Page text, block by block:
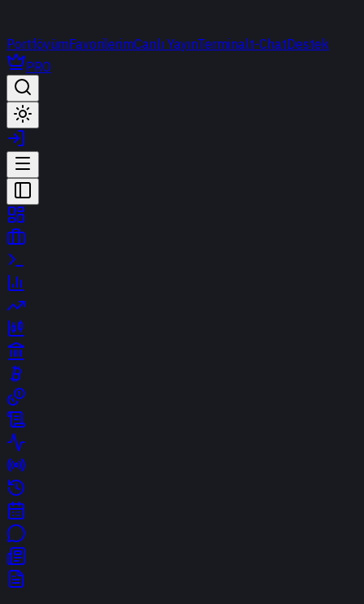
PortföyümFavorilerimCanlı YayınTerminalt-ChatDestek
PRO